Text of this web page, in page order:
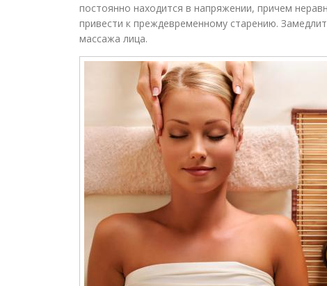
постоянно находится в напряжении, причем
привести к преждевременному старению.
массажа лица.